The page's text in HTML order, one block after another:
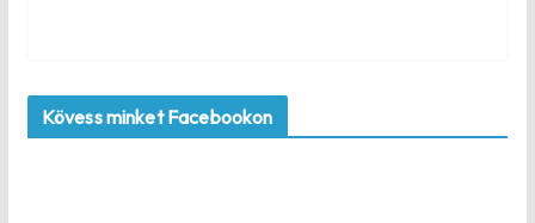
Kövess minket Facebookon